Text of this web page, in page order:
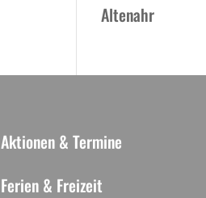
Altenahr
Aktionen & Termine
Ferien & Freizeit